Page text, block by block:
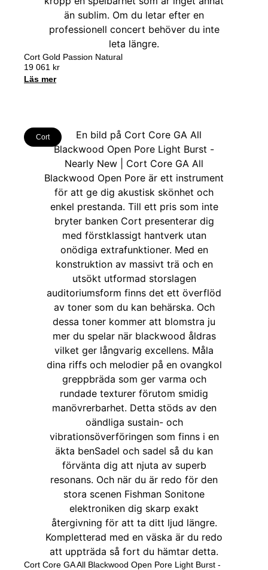
Cort Gold Passion Natural
19 061 kr
Läs mer
Cort
Cort Core GA All Blackwood Open Pore Light Burst -